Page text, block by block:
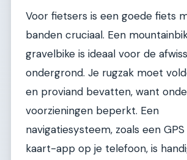
Voor fietsers is een goede fiets
banden cruciaal. Een
gravelbike is ideaal voor de
ondergrond. Je rugzak moet
en proviand bevatten, want
voorzieningen beperkt. Een
navigatiesysteem, zoals een
kaart-app op je telefoon, is